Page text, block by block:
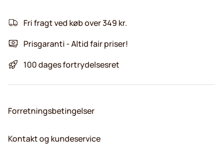
Fri fragt ved køb over 349 kr.
Prisgaranti - Altid fair priser!
100 dages fortrydelsesret
Forretningsbetingelser
Kontakt og kundeservice